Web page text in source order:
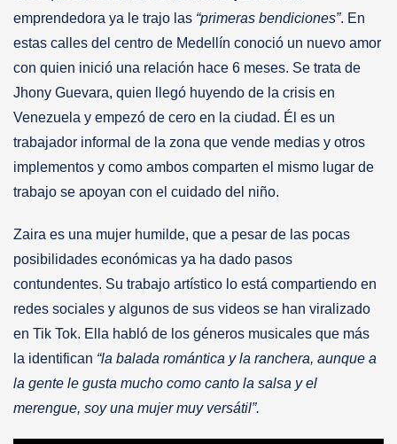
emprendedora ya le trajo las “primeras bendiciones”. En
estas calles del centro de Medellín conoció un nuevo amor
con quien inició una relación hace 6 meses. Se trata de
Jhony Guevara, quien llegó huyendo de la crisis en
Venezuela y empezó de cero en la ciudad. Él es un
trabajador informal de la zona que vende medias y otros
implementos y como ambos comparten el mismo lugar de
trabajo se apoyan con el cuidado del niño.
Zaira es una mujer humilde, que a pesar de las pocas
posibilidades económicas ya ha dado pasos
contundentes. Su trabajo artístico lo está compartiendo en
redes sociales y algunos de sus videos se han viralizado
en Tik Tok. Ella habló de los géneros musicales que más
la identifican “la balada romántica y la ranchera, aunque a
la gente le gusta mucho como canto la salsa y el
merengue, soy una mujer muy versátil”.